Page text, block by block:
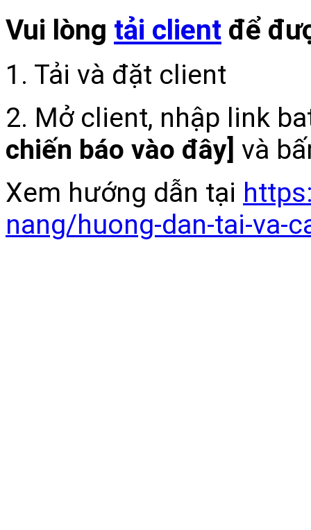
Vui lòng tải client để
1. Tải và đặt client
2. Mở client, nhập link
chiến báo vào đây] và
Xem hướng dẫn tại
nang/huong-dan-tai-va-